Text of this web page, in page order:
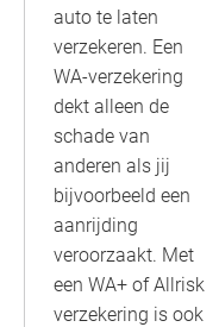
auto te laten
verzekeren. Een
WA-verzekering
dekt alleen de
schade van
anderen als jij
bijvoorbeeld een
aanrijding
veroorzaakt. Met
een WA+ of Allrisk
verzekering is ook